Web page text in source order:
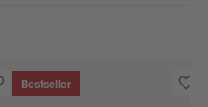
Bestseller